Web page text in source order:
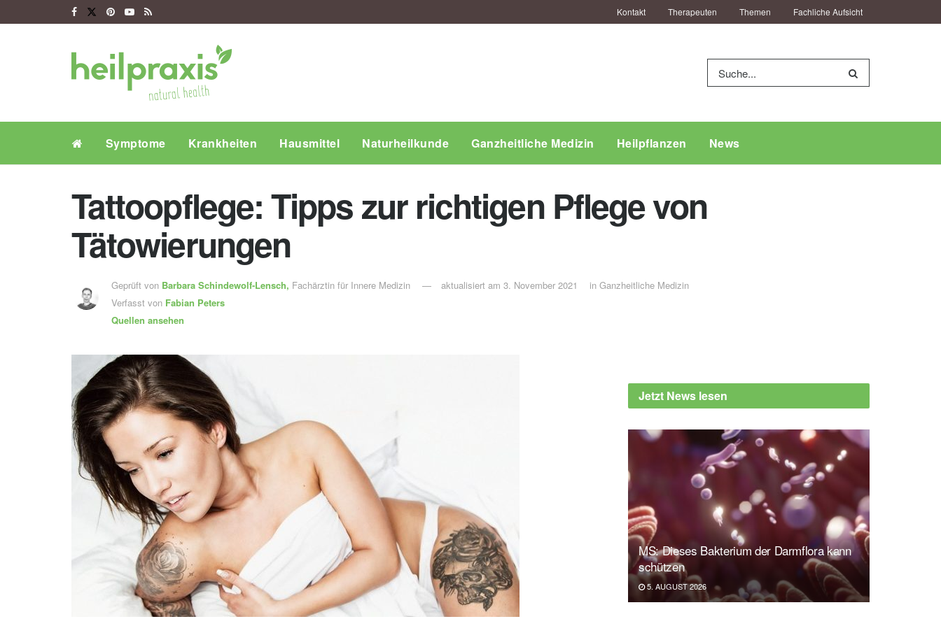
Kontakt Therapeuten Themen Fachliche Aufsicht
Symptome Krankheiten Hausmittel Naturheilkunde Ganzheitliche Medizin Heilpflanzen News
Tattoopflege: Tipps zur richtigen Pflege von
Tätowierungen
Geprüft von Barbara Schindewolf-Lensch, Fachärztin für Innere Medizin
Verfasst von Fabian Peters
Quellen ansehen
aktualisiert am 3. November 2021 in Ganzheitliche Medizin
Jetzt News lesen
MS: Dieses Bakterium der Darmflora kann
schützen
5. AUGUST 2026